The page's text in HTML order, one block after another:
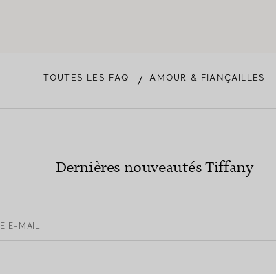
TOUTES LES FAQ / AMOUR & FIANÇAILLES
Dernières nouveautés Tiffany
E-MAIL